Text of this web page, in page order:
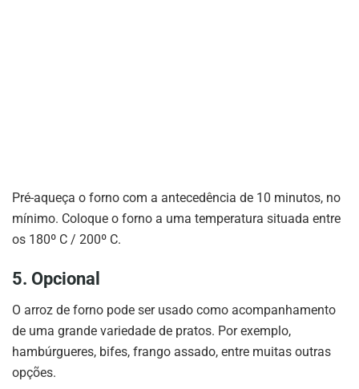
Pré-aqueça o forno com a antecedência de 10 minutos, no
mínimo. Coloque o forno a uma temperatura situada entre
os 180º C / 200º C.
5. Opcional
O arroz de forno pode ser usado como acompanhamento
de uma grande variedade de pratos. Por exemplo,
hambúrgueres, bifes, frango assado, entre muitas outras
opções.